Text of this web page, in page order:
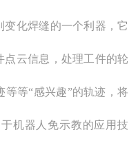
化焊缝的一个利器，它
云信息，处理工件的轮
等“感兴趣”的轨迹，将
机器人免示教的应用技